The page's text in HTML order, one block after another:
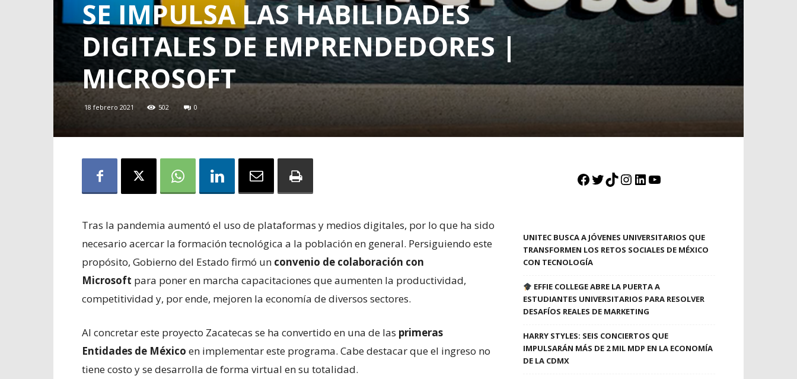
SE IMPULSA LAS HABILIDADES
DIGITALES DE EMPRENDEDORES |
MICROSOFT
18 febrero 2021 502 0
Tras la pandemia aumentó el uso de plataformas y medios digitales, por lo que ha sido
necesario acercar la formación tecnológica a la población en general. Persiguiendo este
propósito, Gobierno del Estado firmó un convenio de colaboración con
Microsoft para poner en marcha capacitaciones que aumenten la productividad,
competitividad y, por ende, mejoren la economía de diversos sectores.
Al concretar este proyecto Zacatecas se ha convertido en una de las primeras
Entidades de México en implementar este programa. Cabe destacar que el ingreso no
tiene costo y se desarrolla de forma virtual en su totalidad.
Facebook
Twitter
TikTok
Instagram
LinkedIn
YouTube
UNITEC BUSCA A JÓVENES UNIVERSITARIOS QUE
TRANSFORMEN LOS RETOS SOCIALES DE MÉXICO
CON TECNOLOGÍA
EFFIE COLLEGE ABRE LA PUERTA A
ESTUDIANTES UNIVERSITARIOS PARA RESOLVER
DESAFÍOS REALES DE MARKETING
HARRY STYLES: SEIS CONCIERTOS QUE
IMPULSARÁN MÁS DE 2 MIL MDP EN LA ECONOMÍA
DE LA CDMX